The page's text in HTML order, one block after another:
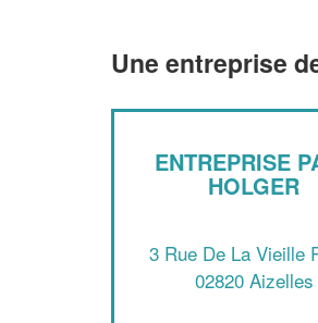
Une entreprise
ENTREPRISE
HOLGER
3 Rue De La Vieille
02820 Aizelles